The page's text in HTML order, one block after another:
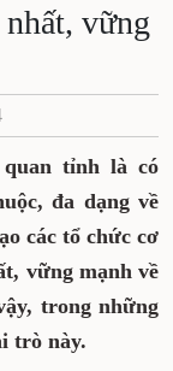
vững
tỉnh là có
đa dạng về
các tổ chức cơ
vững mạnh về
trong những
trò này.